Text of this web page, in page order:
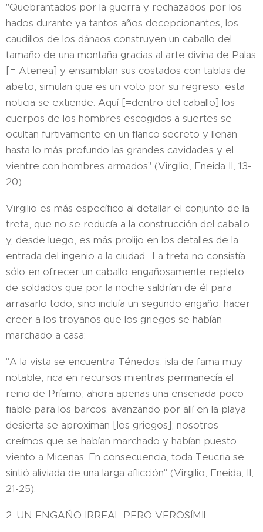
"Quebrantados por la guerra y rechazados por los
hados durante ya tantos años decepcionantes, los
caudillos de los dánaos construyen un caballo del
tamaño de una montaña gracias al arte divina de Palas
[= Atenea] y ensamblan sus costados con tablas de
abeto; simulan que es un voto por su regreso; esta
noticia se extiende. Aquí [=dentro del caballo] los
cuerpos de los hombres escogidos a suertes se
ocultan furtivamente en un flanco secreto y llenan
hasta lo más profundo las grandes cavidades y el
vientre con hombres armados" (Virgilio, Eneida II, 13-
20).
Virgilio es más específico al detallar el conjunto de la
treta, que no se reducía a la construcción del caballo
y, desde luego, es más prolijo en los detalles de la
entrada del ingenio a la ciudad . La treta no consistía
sólo en ofrecer un caballo engañosamente repleto
de soldados que por la noche saldrían de él para
arrasarlo todo, sino incluía un segundo engaño: hacer
creer a los troyanos que los griegos se habían
marchado a casa:
"A la vista se encuentra Ténedos, isla de fama muy
notable, rica en recursos mientras permanecía el
reino de Príamo, ahora apenas una ensenada poco
fiable para los barcos: avanzando por allí en la playa
desierta se aproximan [los griegos]; nosotros
creímos que se habían marchado y habían puesto
viento a Micenas. En consecuencia, toda Teucria se
sintió aliviada de una larga aflicción" (Virgilio, Eneida, II,
21-25).
2. UN ENGAÑO IRREAL PERO VEROSÍMIL.